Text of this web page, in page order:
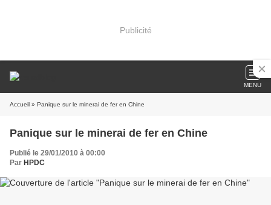
Publicité
MENU
Accueil » Panique sur le minerai de fer en Chine
Panique sur le minerai de fer en Chine
Publié le 29/01/2010 à 00:00
Par HPDC